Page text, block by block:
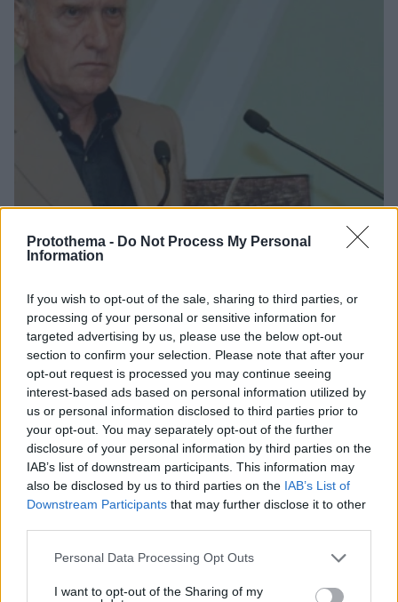
Protothema - Do Not Process My Personal
Information
If you wish to opt-out of the sale, sharing to third parties, or
processing of your personal or sensitive information for
targeted advertising by us, please use the below opt-out
section to confirm your selection. Please note that after your
opt-out request is processed you may continue seeing
interest-based ads based on personal information utilized by
us or personal information disclosed to third parties prior to
your opt-out. You may separately opt-out of the further
disclosure of your personal information by third parties on the
IAB’s list of downstream participants. This information may
also be disclosed by us to third parties on the IAB’s List of
Downstream Participants that may further disclose it to other
Please note that this website/app uses one or more Google
not limited to your visit or usage behaviour. You may click to
Personal Data Processing Opt Outs
I want to opt-out of the Sharing of my
Το ΠΑΣΟΚ αποχαιρετά τον Χρήστο Ροκόφυλλο, «έναν
βαθιά δημοκράτη και προοδευτικό άνθρωπο»
24.05.2025, 15:17